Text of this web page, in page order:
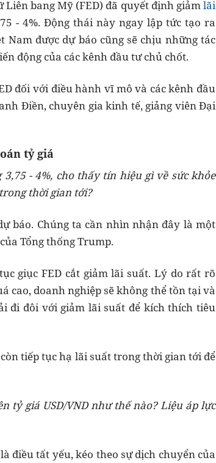
Liên bang Mỹ (FED) đã quyết định giảm lãi
- 4%. Động thái này ngay lập tức tạo ra
được dự báo cũng sẽ chịu những tác
động của các kênh đầu tư chủ chốt.
đối với điều hành vĩ mô và các kênh đầu
Điền, chuyên gia kinh tế, giảng viên Đại
tỷ giá
- 4%, cho thấy tín hiệu gì về sức khỏe
thời gian tới?
báo. Chúng ta cần nhìn nhận đây là một
Tổng thống Trump.
giục FED cắt giảm lãi suất. Lý do rất rõ
cao, doanh nghiệp sẽ không thể tồn tại và
đi đôi với giảm lãi suất để kích thích tiêu
tiếp tục hạ lãi suất trong thời gian tới để
tỷ giá USD/VND như thế nào? Liệu áp lực
điều tất yếu, kéo theo sự dịch chuyển của